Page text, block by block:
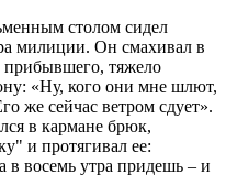
столом сидел
милиции. Он смахивал в
прибывшего, тяжело
«Ну, кого они мне шлют,
же сейчас ветром сдует».
в кармане брюк,
и протягивал ее:
восемь утра придешь – и